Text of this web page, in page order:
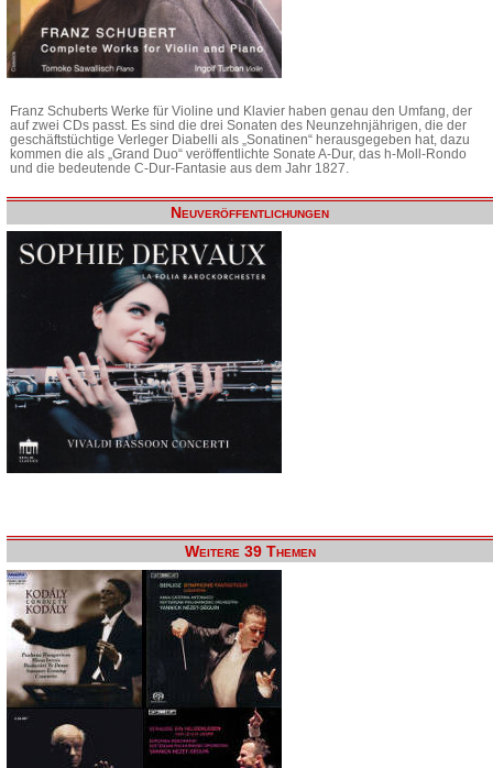
Franz Schuberts Werke für Violine und Klavier haben genau den Umfang, der
auf zwei CDs passt. Es sind die drei Sonaten des Neunzehnjährigen, die der
geschäftstüchtige Verleger Diabelli als „Sonatinen“ herausgegeben hat, dazu
kommen die als „Grand Duo“ veröffentlichte Sonate A-Dur, das h-Moll-Rondo
und die bedeutende C-Dur-Fantasie aus dem Jahr 1827.
Neuveröffentlichungen
Weitere 39 Themen